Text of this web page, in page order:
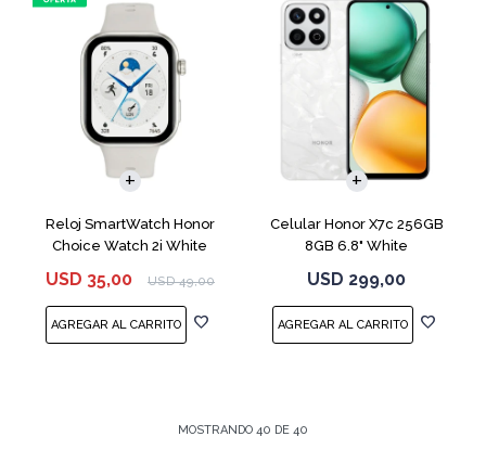
Reloj SmartWatch Honor
Choice Watch 2i White
USD 35,00 USD 49,00
Celular Honor X7c 256GB
8GB 6.8" White
USD 299,00
COMPARAR
MOSTRANDO 40 DE 40